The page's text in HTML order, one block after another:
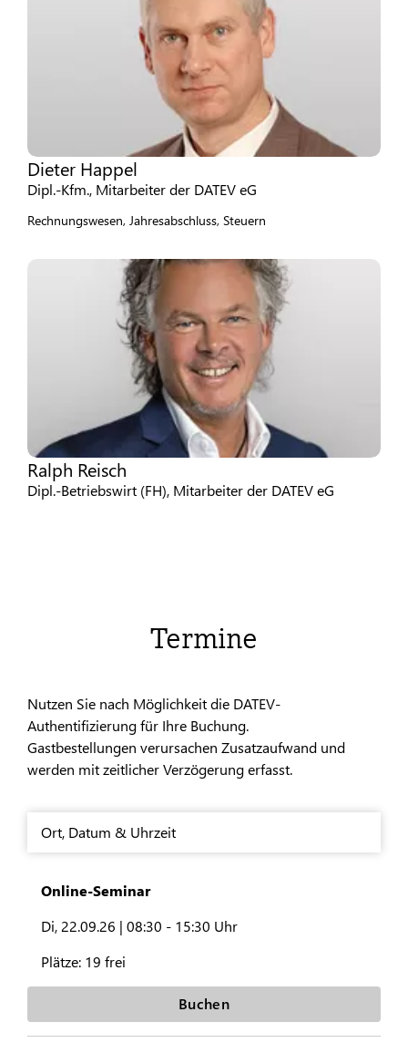
Dieter Happel
Dipl.-Kfm., Mitarbeiter der DATEV eG
Rechnungswesen, Jahresabschluss, Steuern
Ralph Reisch
Dipl.-Betriebswirt (FH), Mitarbeiter der DATEV eG
Termine
Nutzen Sie nach Möglichkeit die DATEV-
Authentifizierung für Ihre Buchung.
Gastbestellungen verursachen Zusatzaufwand und
werden mit zeitlicher Verzögerung erfasst.
Ort, Datum & Uhrzeit
Online-Seminar
Di, 22.09.26 | 08:30 - 15:30 Uhr
Plätze: 19 frei
Buchen